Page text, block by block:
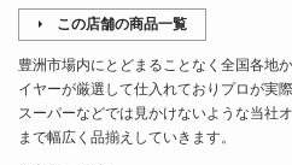
この店舗の商品一覧
豊洲市場内にとどまることなく全国各地
イヤーが厳選して仕入れておりプロが実
スーパーなどでは見かけないような当社
まで幅広く品揃えしていきます。